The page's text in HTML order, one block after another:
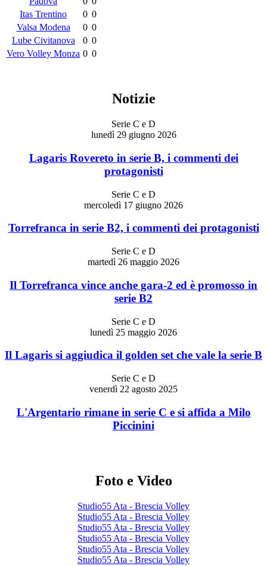
Itas Trentino
0 0
Valsa Modena
0 0
Lube Civitanova
0 0
Vero Volley Monza 0 0
Notizie
Serie C e D
lunedì 29 giugno 2026
Lagaris Rovereto in serie B, i commenti dei
protagonisti
Serie C e D
mercoledì 17 giugno 2026
Torrefranca in serie B2, i commenti dei protagonisti
Serie C e D
martedì 26 maggio 2026
Il Torrefranca vince anche gara-2 ed è promosso in
serie B2
Serie C e D
lunedì 25 maggio 2026
Il Lagaris si aggiudica il golden set che vale la serie B
Serie C e D
venerdì 22 agosto 2025
L'Argentario rimane in serie C e si affida a Milo
Piccinini
Foto e Video
Studio55 Ata - Brescia Volley
Studio55 Ata - Brescia Volley
Studio55 Ata - Brescia Volley
Studio55 Ata - Brescia Volley
Studio55 Ata - Brescia Volley
Studio55 Ata - Brescia Volley